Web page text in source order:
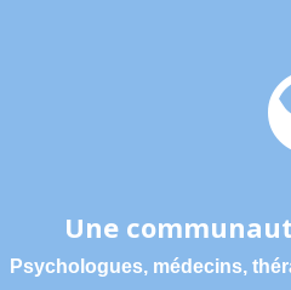
Une
Psychologues, médecins,